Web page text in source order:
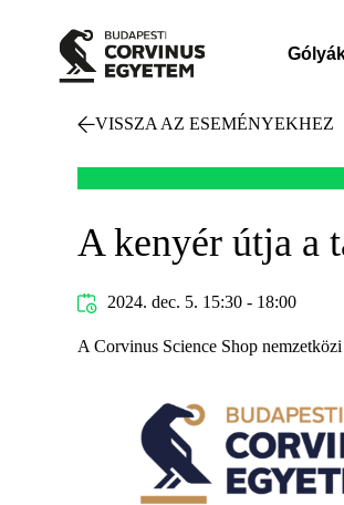
VISSZA AZ ESEMÉNYEKHEZ
A kenyér útja a
2024. dec. 5. 15:30 - 18:00
A Corvinus Science Shop